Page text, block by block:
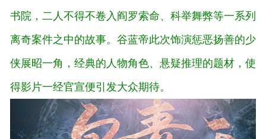
书院，二人不得不卷入阎罗索命、科举舞弊等一系列
离奇案件之中的故事。谷蓝帝此次饰演惩恶扬善的少
侠展昭一角，经典的人物角色、悬疑推理的题材，使
得影片一经官宣便引发大众期待。